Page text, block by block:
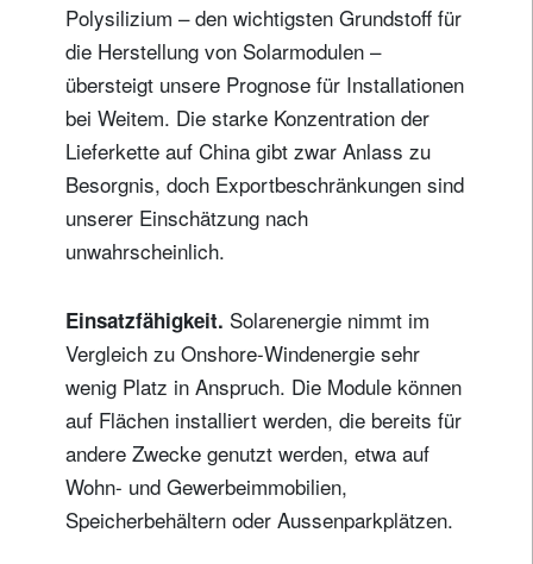
Polysilizium – den wichtigsten Grundstoff für
die Herstellung von Solarmodulen –
übersteigt unsere Prognose für Installationen
bei Weitem. Die starke Konzentration der
Lieferkette auf China gibt zwar Anlass zu
Besorgnis, doch Exportbeschränkungen sind
unserer Einschätzung nach
unwahrscheinlich.
Einsatzfähigkeit. Solarenergie nimmt im
Vergleich zu Onshore-Windenergie sehr
wenig Platz in Anspruch. Die Module können
auf Flächen installiert werden, die bereits für
andere Zwecke genutzt werden, etwa auf
Wohn- und Gewerbeimmobilien,
Speicherbehältern oder Aussenparkplätzen.